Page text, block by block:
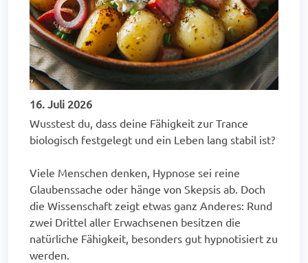
16. Juli 2026
Wusstest du, dass deine Fähigkeit zur Trance
biologisch festgelegt und ein Leben lang stabil ist?
Viele Menschen denken, Hypnose sei reine
Glaubenssache oder hänge von Skepsis ab. Doch
die Wissenschaft zeigt etwas ganz Anderes: Rund
zwei Drittel aller Erwachsenen besitzen die
natürliche Fähigkeit, besonders gut hypnotisiert zu
werden.